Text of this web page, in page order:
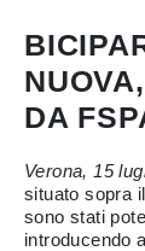
DA
Verona, 15
situato sopra
sono stati
introducendo